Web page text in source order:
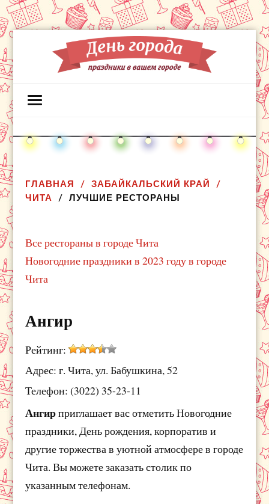
ГЛАВНАЯ
ЗАБАЙКАЛЬСКИЙ КРАЙ
ЧИТА
ЛУЧШИЕ РЕСТОРАНЫ
Все рестораны в городе Чита
Новогодние праздники в 2023 году в городе
Чита
Ангир
Рейтинг:
Адрес: г. Чита, ул. Бабушкина, 52
Телефон: (3022) 35-23-11
Ангирприглашает вас отметить Новогодние
праздники, День рождения, корпоратив и
другие торжества в уютной атмосфере в городе
Чита. Вы можете заказать столик по
указанным телефонам.